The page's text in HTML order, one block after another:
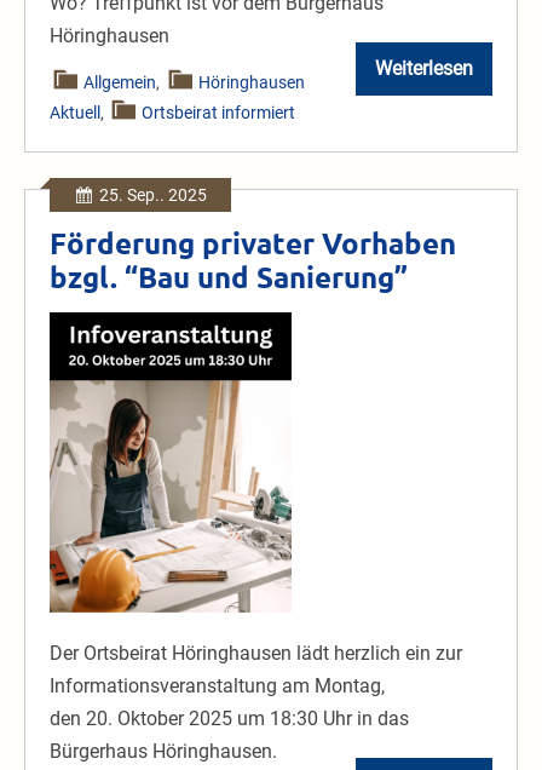
Höringhausen
Weiterlesen
mit
Allgemein,
Höringhausen
Aktuell , Ortsbeirat informiert
25. Sep.. 2025
Förderung privater Vorhaben
bzgl. “Bau und Sanierung”
Förderung
privater
Vorhaben
bzgl.
“Bau
Sanierung”
Der Ortsbeirat Höringhausen lädt herzlich ein zur
Informationsveranstaltung am Montag,
den 20. Oktober 2025 um 18:30 Uhr in das
Bürgerhaus Höringhausen.